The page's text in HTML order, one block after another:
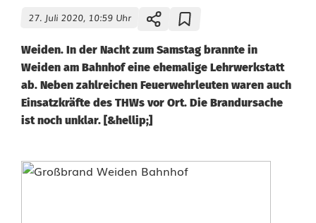
27. Juli 2020, 10:59 Uhr
Weiden. In der Nacht zum Samstag brannte in
Weiden am Bahnhof eine ehemalige Lehrwerkstatt
ab. Neben zahlreichen Feuerwehrleuten waren auch
Einsatzkräfte des THWs vor Ort. Die Brandursache
ist noch unklar. [&hellip;]
G